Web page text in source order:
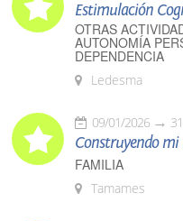
Estimulación
OTRAS
AUTONOMÍA
DEPENDENCIA
Ledesma
09/01/2026
Construyendo
FAMILIA
Tamames